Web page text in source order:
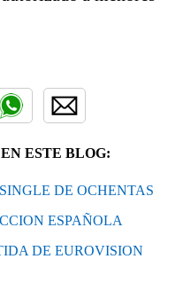
ESTE BLOG:
DE OCHENTAS
ESPAÑOLA
DE EUROVISION